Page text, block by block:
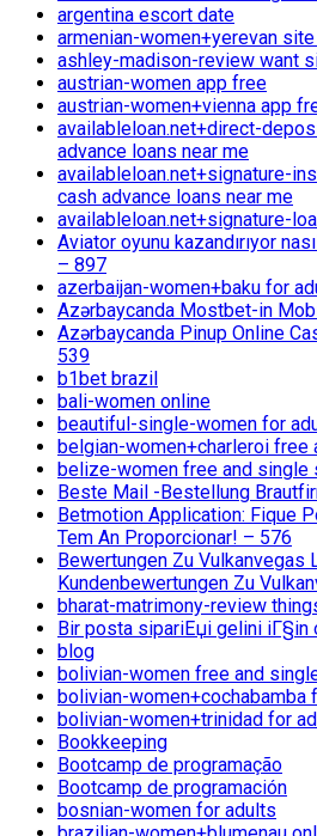
argentina escort date
armenian-women+yerevan
ashley-madison-review want
austrian-women app free
austrian-women+vienna app
availableloan.net+direct-
advance loans near me
availableloan.net+signature-
cash advance loans near me
availableloan.net+signature-
Aviator oyunu kazandırıyor
– 897
azerbaijan-women+baku for
Azərbaycanda Mostbet-in
Azərbaycanda Pinup Online
539
b1bet brazil
bali-women online
beautiful-single-women for
belgian-women+charleroi free
belize-women free and single
Beste Mail -Bestellung
Betmotion Application: Fique
Tem An Proporcionar! – 576
Bewertungen Zu Vulkanvegas
Kundenbewertungen Zu
bharat-matrimony-review
Bir posta sipariЕџi gelini iГ§in
blog
bolivian-women free and
bolivian-women+cochabamba
bolivian-women+trinidad for
Bookkeeping
Bootcamp de programação
Bootcamp de programación
bosnian-women for adults